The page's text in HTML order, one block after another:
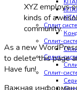
Сплит
Сплит-
Сплит-
Сплит-
XYZ employs
kinds of
community.
As a new
to delete this page
Have fun!